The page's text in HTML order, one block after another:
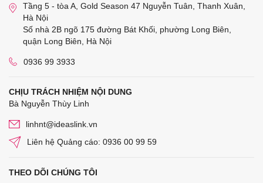
Tầng 5 - tòa A, Gold Season 47 Nguyễn Tuân, Thanh Xuân,
Hà Nội
Số nhà 2B ngõ 175 đường Bát Khối, phường Long Biên,
quận Long Biên, Hà Nội
0936 99 3933
CHỊU TRÁCH NHIỆM NỘI DUNG
Bà Nguyễn Thùy Linh
linhnt@ideaslink.vn
Liên hệ Quảng cáo: 0936 00 99 59
THEO DÕI CHÚNG TÔI